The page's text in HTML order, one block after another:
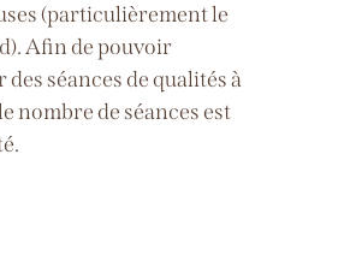
(particulièrement le
Afin de pouvoir
des séances de qualités à
nombre de séances est